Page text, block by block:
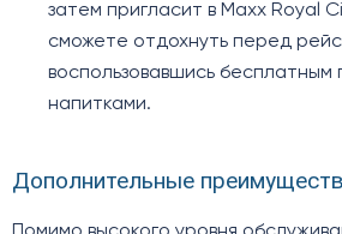
затем пригласит в Maxx Royal
сможете отдохнуть перед
воспользовавшись бесплатным
напитками.
Дополнительные